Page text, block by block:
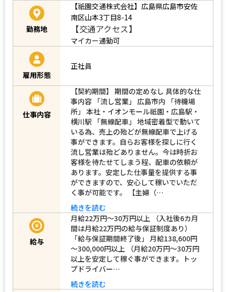
勤務地
【祇園交通株式会社】広島県広島市安佐
南区山本3丁目8-14
【交通アクセス】
マイカー通勤可
雇用形態
正社員
仕事内容
【契約期間】 期間の定めなし 具体的な仕
事内容 「流し営業」 広島市内 「待機場
所」 本社・イオンモール祇園・広島駅・
横川駅 「無線配車」 地域密着型で動いて
いる為、売上の殆どが無線配車で上げる
事ができます。自らお客様を探しに行く
流し営業は殆どありません。今は時折お
客様を待たせてしまう程、配車の依頼が
あります。安定した仕事量を提供する事
ができますので、安心して稼いでいただ
く事が可能です。 【主婦（…
続きを読む
給与
月給22万円～30万円以上 （入社後6カ月
間は月給22万円の給与保証制度あり）
「給与保証期間終了後」 月給138,600円
～300,000円以上 （月給20万円～30万円
以上を安定して稼ぐ事ができます。トッ
プドライバー…
続きを読む